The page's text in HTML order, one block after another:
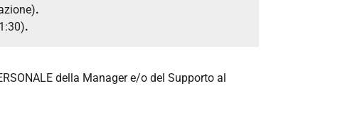
.
.
della Manager e/o del Supporto al